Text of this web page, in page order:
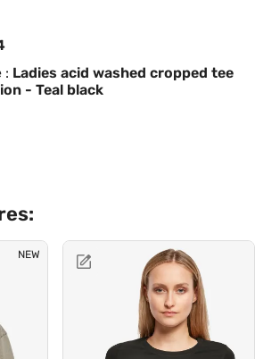
: Ladies acid washed cropped tee
- Teal black
NEW